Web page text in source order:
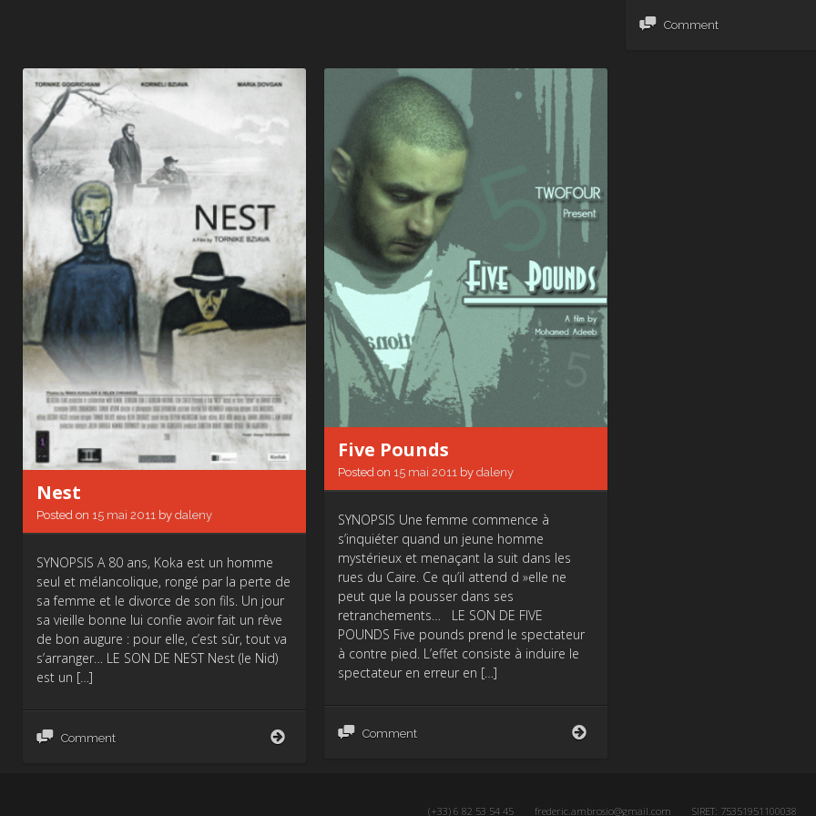
Comment
Nest
Posted on 15 mai 2011 by daleny
SYNOPSIS A 80 ans, Koka est un homme
seul et mélancolique, rongé par la perte de
sa femme et le divorce de son fils. Un jour
sa vieille bonne lui confie avoir fait un rêve
de bon augure : pour elle, c’est sûr, tout va
s’arranger… LE SON DE NEST Nest (le Nid)
est un […]
Comment
Five Pounds
Posted on 15 mai 2011 by daleny
SYNOPSIS Une femme commence à
s’inquiéter quand un jeune homme
mystérieux et menaçant la suit dans les
rues du Caire. Ce qu’il attend d »elle ne
peut que la pousser dans ses
retranchements… LE SON DE FIVE
POUNDS Five pounds prend le spectateur
à contre pied. L’effet consiste à induire le
spectateur en erreur en […]
Comment
(+33) 6 82 53 54 45 frederic.ambrosio@gmail.com SIRET: 75351951100038